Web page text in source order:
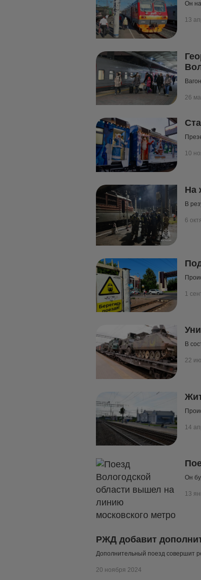
Он
13
26
10
На
В
6
1
В
22
14
Он
13
РЖД добавит
Дополнительный поезд совершит
20 ноября 2024